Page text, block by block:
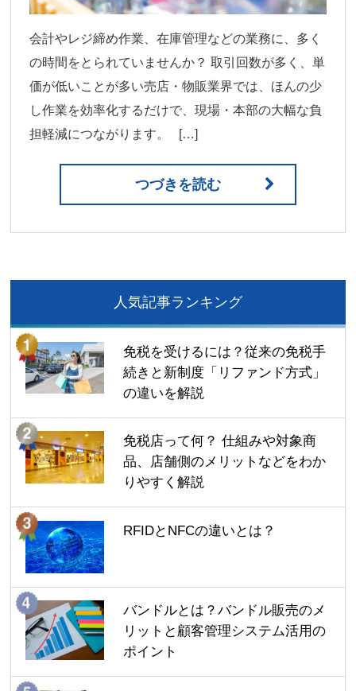
会計やレジ締め作業、在庫管理などの業務に、多く
の時間をとられていませんか？ 取引回数が多く、単
価が低いことが多い売店・物販業界では、ほんの少
し作業を効率化するだけで、現場・本部の大幅な負
担軽減につながります。 […]
つづきを読む
人気記事ランキング
免税を受けるには？従来の免税手
続きと新制度「リファンド方式」
の違いを解説
免税店って何？ 仕組みや対象商
品、店舗側のメリットなどをわか
りやすく解説
RFIDとNFCの違いとは？
バンドルとは？バンドル販売のメ
リットと顧客管理システム活用の
ポイント